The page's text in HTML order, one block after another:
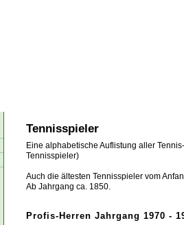
Tennisspieler
Eine alphabetische Auflistung aller
Tennisspieler)
Auch die ältesten Tennisspieler vom
Ab Jahrgang ca. 1850.
Profis-Herren Jahrgang 1970 -